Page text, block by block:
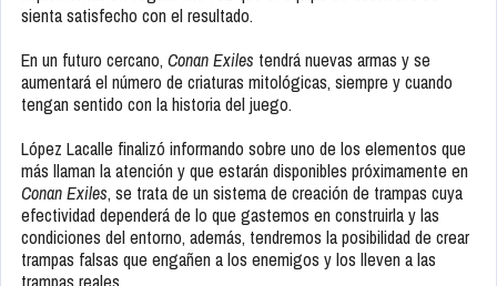
sienta satisfecho con el resultado.
En un futuro cercano, Conan Exiles tendrá nuevas armas y se
aumentará el número de criaturas mitológicas, siempre y cuando
tengan sentido con la historia del juego.
López Lacalle finalizó informando sobre uno de los elementos que
más llaman la atención y que estarán disponibles próximamente en
Conan Exiles, se trata de un sistema de creación de trampas cuya
efectividad dependerá de lo que gastemos en construirla y las
condiciones del entorno, además, tendremos la posibilidad de crear
trampas falsas que engañen a los enemigos y los lleven a las